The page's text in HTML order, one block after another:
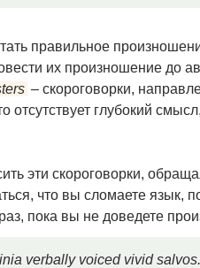
правильное
их произношение до
– скороговорки,
отсутствует глубокий
эти скороговорки,
что вы сломаете язык,
пока вы не доведете
verbally voiced vivid salvos.